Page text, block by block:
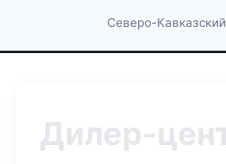
Северо-
Дилер-